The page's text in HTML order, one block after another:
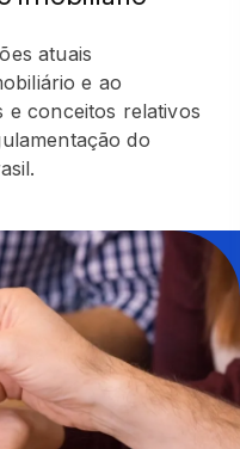
atuais
e ao
e conceitos relativos
do